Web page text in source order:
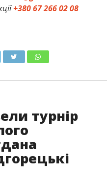
+380 67 266 02 08
турнір